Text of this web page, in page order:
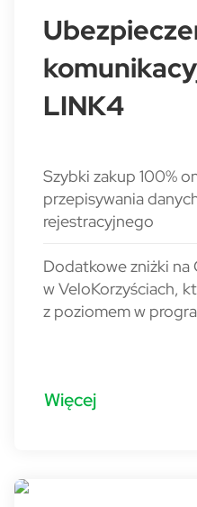
LINK4
Szybki zakup 100%
przepisywania
rejestracyjnego
Dodatkowe zniżki na
w VeloKorzyściach,
z poziomem w
Więcej